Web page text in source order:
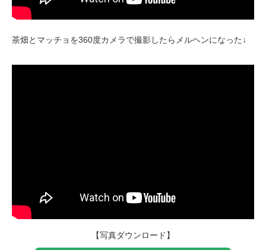
茶畑とマッチョを360度カメラで撮影したらメルヘンになった↓
【写真ダウンロード】